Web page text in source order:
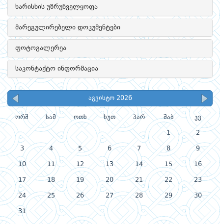
ხარისხის უზრუნველყოფა
მარეგულირებელი დოკუმენტები
ფოტოგალერეა
საკონტაქტო ინფორმაცია
აგვისტო 2026
ორშ სამ ოთხ ხუთ პარ შაბ კვ
1 2
3 4 5 6 7 8 9
10 11 12 13 14 15 16
17 18 19 20 21 22 23
24 25 26 27 28 29 30
31